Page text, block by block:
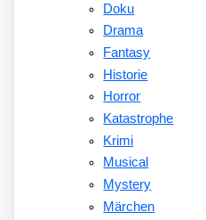
Doku
Drama
Fantasy
Historie
Horror
Katastrophe
Krimi
Musical
Mystery
Märchen